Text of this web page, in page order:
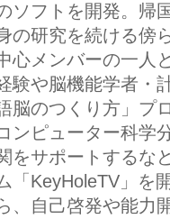
ソフトを開発。帰
の研究を続ける傍
心メンバーの一人
験や脳機能学者・
脳のつくり方」プ
ンピューター科学
をサポートするな
「KeyHoleTV」を
、自己啓発や能力